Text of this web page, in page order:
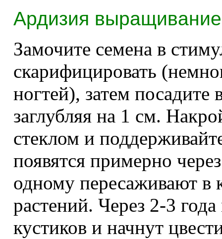
Ардизия
Замочите семена в
скарифицировать
ногтей), затем
заглубляя на 1 см.
стеклом и
появятся примерно
одному пересаживают в
растений. Через 2-3
кустиков и начнут